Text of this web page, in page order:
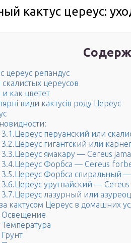
кактус цереус:
цереус репандус
цереусов
и как цветет
види кактусів роду Цереус
3.1.Цереус перуанский или
3.2.Цереус гигантский или
3.3.Цереус ямакару — Cereus
3.4.Цереус Форбса — Cereus
3.5.Цереус Форбса спиральный
3.6.Цереус уругвайский — Cereus
3.7.Цереус лазурный или
кактусом Цереус в домашних
Освещение
Температура
Грунт